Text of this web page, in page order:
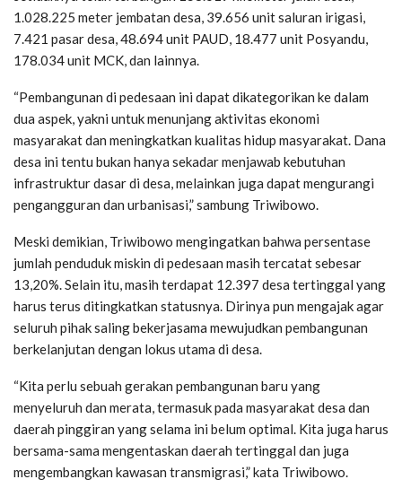
1.028.225 meter jembatan desa, 39.656 unit saluran irigasi,
7.421 pasar desa, 48.694 unit PAUD, 18.477 unit Posyandu,
178.034 unit MCK, dan lainnya.
“Pembangunan di pedesaan ini dapat dikategorikan ke dalam
dua aspek, yakni untuk menunjang aktivitas ekonomi
masyarakat dan meningkatkan kualitas hidup masyarakat. Dana
desa ini tentu bukan hanya sekadar menjawab kebutuhan
infrastruktur dasar di desa, melainkan juga dapat mengurangi
pengangguran dan urbanisasi,” sambung Triwibowo.
Meski demikian, Triwibowo mengingatkan bahwa persentase
jumlah penduduk miskin di pedesaan masih tercatat sebesar
13,20%. Selain itu, masih terdapat 12.397 desa tertinggal yang
harus terus ditingkatkan statusnya. Dirinya pun mengajak agar
seluruh pihak saling bekerjasama mewujudkan pembangunan
berkelanjutan dengan lokus utama di desa.
“Kita perlu sebuah gerakan pembangunan baru yang
menyeluruh dan merata, termasuk pada masyarakat desa dan
daerah pinggiran yang selama ini belum optimal. Kita juga harus
bersama-sama mengentaskan daerah tertinggal dan juga
mengembangkan kawasan transmigrasi,” kata Triwibowo.